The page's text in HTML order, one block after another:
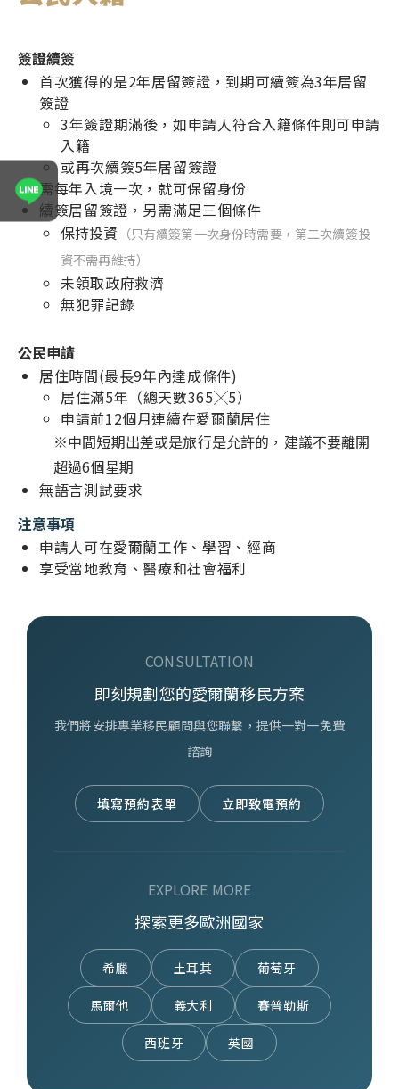
簽證續簽
首次獲得的是2年居留簽證，到期可續簽為3年居留
簽證
3年簽證期滿後，如申請人符合入籍條件則可申請
入籍
或再次續簽5年居留簽證
需每年入境一次，就可保留身份
續簽居留簽證，另需滿足三個條件
保持投資 （只有續簽第一次身份時需要，第二次續簽投
資不需再維持）
未領取政府救濟
無犯罪記錄
公民申請
居住時間(最長9年內達成條件)
居住滿5年（總天數365╳5）
申請前12個月連續在愛爾蘭居住
※中間短期出差或是旅行是允許的，建議不要離開
超過6個星期
無語言測試要求
注意事項
申請人可在愛爾蘭工作、學習、經商
享受當地教育、醫療和社會福利
CONSULTATION
即刻規劃您的愛爾蘭移民方案
我們將安排專業移民顧問與您聯繫，提供一對一免費
諮詢
填寫預約表單 立即致電預約
EXPLORE MORE
探索更多歐洲國家
希臘 土耳其 葡萄牙
馬爾他 義大利 賽普勒斯
西班牙 英國
表單送出成功！
專員將於1~２個工作天與您聯繫